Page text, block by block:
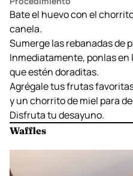
Fruta de tu preferencia
1 cucharadita de yogurt
Miel de abeja
Procedimiento
Bate el huevo con el
canela.
Sumerge las rebanadas de
Inmediatamente, ponlas en
que estén doraditas.
Disfruta tu desayuno.